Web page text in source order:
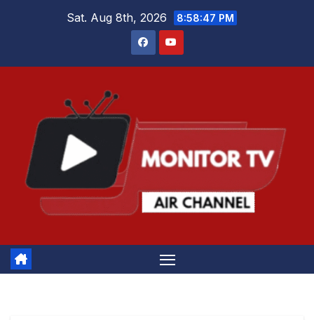
Sat. Aug 8th, 2026 8:58:48 PM